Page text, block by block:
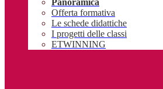
Panoramica
Offerta formativa
Le schede didattiche
I progetti delle classi
ETWINNING